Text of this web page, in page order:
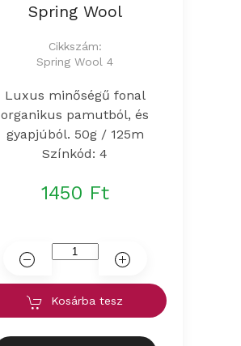
Spring Wool
Cikkszám:
Spring Wool 4
Luxus minőségű fonal
organikus pamutból, és
gyapjúból. 50g / 125m
Színkód: 4
1450 Ft
Kosárba tesz